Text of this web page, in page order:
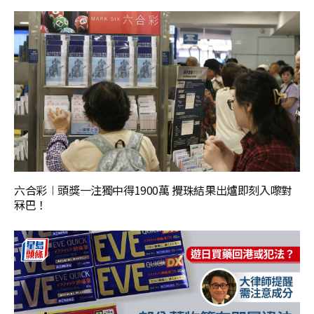
六合彩︱頭獎一注獨中得1900萬 攪珠結果出爐即刻入嚟對
冧巴！